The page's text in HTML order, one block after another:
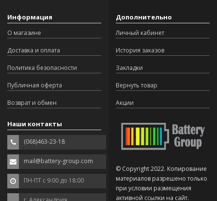
Информация
О магазине
Доставка и оплата
Политика безопасности
Публичная оферта
Возврат и обмен
Дополнительно
Личный кабинет
История заказов
Закладки
Вернуть товар
Акции
Наши контакты
(068)463-23-18
mail@battery-group.com
ПН-ПТ с 9:00 до 18:00
© Copyright 2022. Копирование
материалов разрешено только
при условии размещения
активной ссылки на сайт.